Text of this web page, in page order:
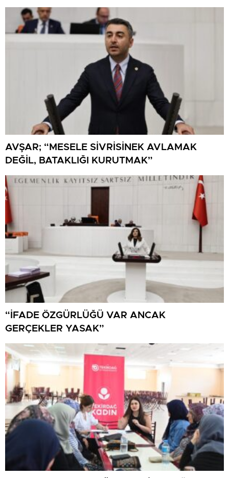
AVŞAR; “MESELE SİVRİSİNEK AVLAMAK
DEĞİL, BATAKLIĞI KURUTMAK”
“İFADE ÖZGÜRLÜĞÜ VAR ANCAK
GERÇEKLER YASAK”